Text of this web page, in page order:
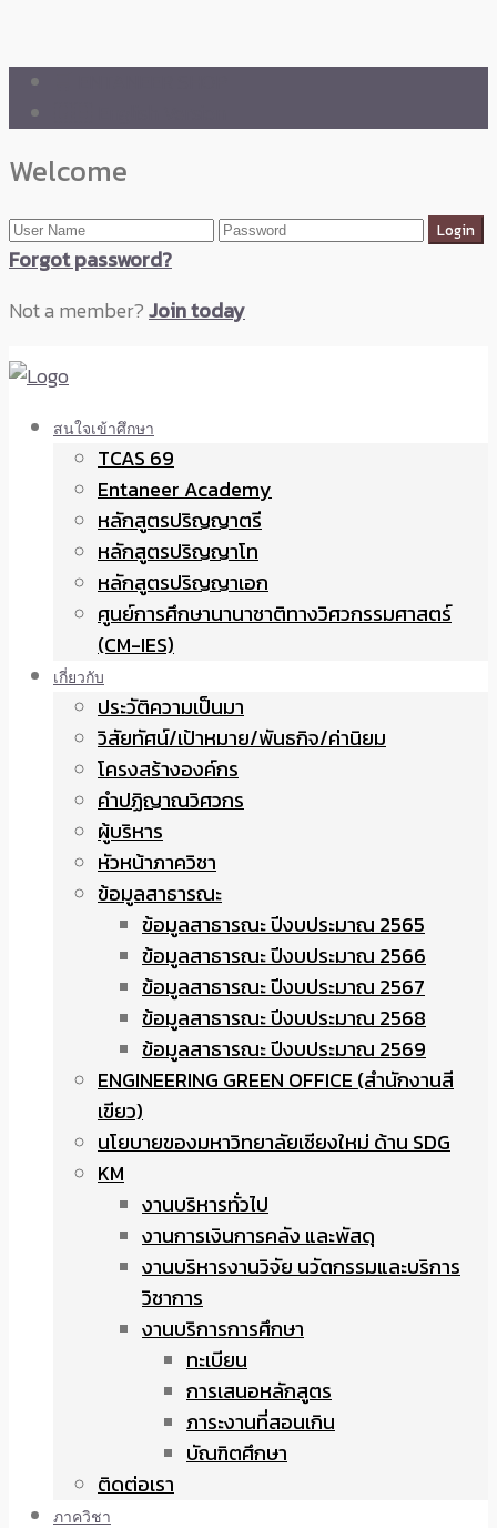
Welcome
Forgot password?
Not a member?Join today
สนใจเข้าศึกษา
TCAS 69
Entaneer Academy
หลักสูตรปริญญาตรี
หลักสูตรปริญญาโท
หลักสูตรปริญญาเอก
ศูนย์การศึกษานานาชาติทางวิศวกรรมศาสตร์
(CM-IES)
เกี่ยวกับ
ประวัติความเป็นมา
วิสัยทัศน์/เป้าหมาย/พันธกิจ/ค่านิยม
โครงสร้างองค์กร
คำปฏิญาณวิศวกร
ผู้บริหาร
หัวหน้าภาควิชา
ข้อมูลสาธารณะ
ข้อมูลสาธารณะ ปีงบประมาณ 2565
ข้อมูลสาธารณะ ปีงบประมาณ 2566
ข้อมูลสาธารณะ ปีงบประมาณ 2567
ข้อมูลสาธารณะ ปีงบประมาณ 2568
ข้อมูลสาธารณะ ปีงบประมาณ 2569
ENGINEERING GREEN OFFICE (สำนักงานสี
เขียว)
นโยบายของมหาวิทยาลัยเชียงใหม่ ด้าน SDG
KM
งานบริหารทั่วไป
งานการเงินการคลัง และพัสดุ
งานบริหารงานวิจัย นวัตกรรมและบริการ
วิชาการ
งานบริการการศึกษา
ทะเบียน
การเสนอหลักสูตร
ภาระงานที่สอนเกิน
บัณฑิตศึกษา
ติดต่อเรา
ภาควิชา